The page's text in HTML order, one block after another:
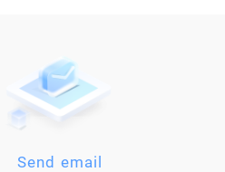
Send email